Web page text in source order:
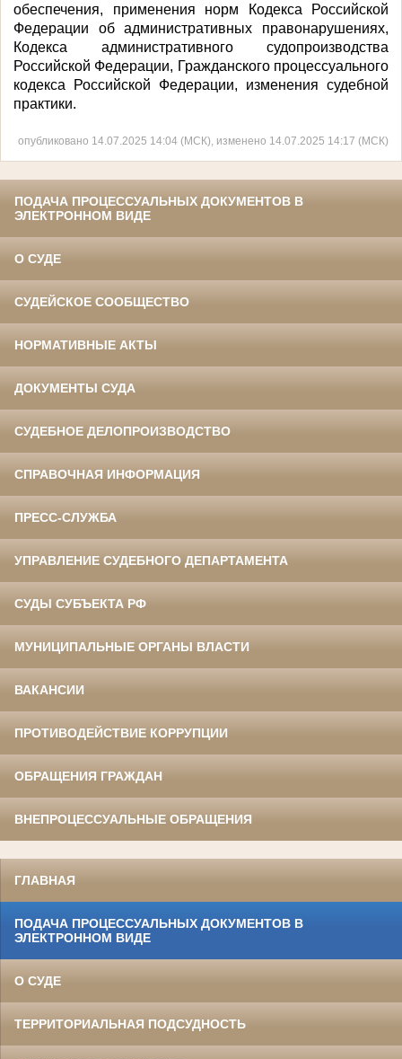
обеспечения, применения норм Кодекса Российской
Федерации об административных правонарушениях,
Кодекса административного судопроизводства
Российской Федерации, Гражданского процессуального
кодекса Российской Федерации, изменения судебной
практики.
опубликовано 14.07.2025 14:04 (МСК), изменено 14.07.2025 14:17 (МСК)
ПОДАЧА ПРОЦЕССУАЛЬНЫХ ДОКУМЕНТОВ В
ЭЛЕКТРОННОМ ВИДЕ
О СУДЕ
СУДЕЙСКОЕ СООБЩЕСТВО
НОРМАТИВНЫЕ АКТЫ
ДОКУМЕНТЫ СУДА
СУДЕБНОЕ ДЕЛОПРОИЗВОДСТВО
СПРАВОЧНАЯ ИНФОРМАЦИЯ
ПРЕСС-СЛУЖБА
УПРАВЛЕНИЕ СУДЕБНОГО ДЕПАРТАМЕНТА
СУДЫ СУБЪЕКТА РФ
МУНИЦИПАЛЬНЫЕ ОРГАНЫ ВЛАСТИ
ВАКАНСИИ
ПРОТИВОДЕЙСТВИЕ КОРРУПЦИИ
ОБРАЩЕНИЯ ГРАЖДАН
ВНЕПРОЦЕССУАЛЬНЫЕ ОБРАЩЕНИЯ
ГЛАВНАЯ
ПОДАЧА ПРОЦЕССУАЛЬНЫХ ДОКУМЕНТОВ В
ЭЛЕКТРОННОМ ВИДЕ
О СУДЕ
ТЕРРИТОРИАЛЬНАЯ ПОДСУДНОСТЬ